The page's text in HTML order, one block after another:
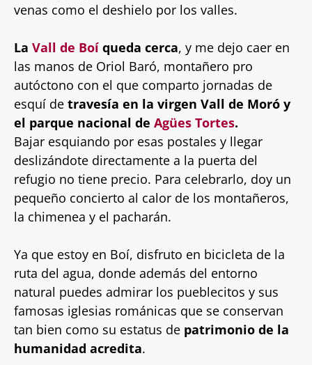
venas como el deshielo por los valles.
La Vall de Boí queda cerca, y me dejo caer en
las manos de Oriol Baró, montañero pro
autóctono con el que comparto jornadas de
esquí de travesía en la virgen Vall de Moró y
el parque nacional de Agües Tortes.
Bajar esquiando por esas postales y llegar
deslizándote directamente a la puerta del
refugio no tiene precio. Para celebrarlo, doy un
pequeño concierto al calor de los montañeros,
la chimenea y el pacharán.
Ya que estoy en Boí, disfruto en bicicleta de la
ruta del agua, donde además del entorno
natural puedes admirar los pueblecitos y sus
famosas iglesias románicas que se conservan
tan bien como su estatus de patrimonio de la
humanidad acredita.